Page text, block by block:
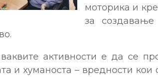
моторика и
за
активности е да се
и хуманоста – вредности кои